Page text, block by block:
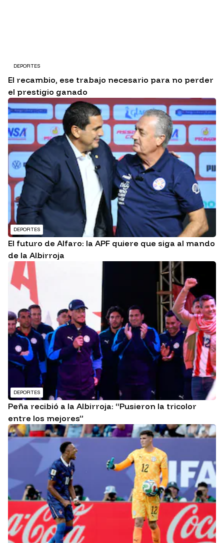
DEPORTES
El recambio, ese trabajo necesario para no perder
el prestigio ganado
DEPORTES
El futuro de Alfaro: la APF quiere que siga al mando
de la Albirroja
DEPORTES
Peña recibió a la Albirroja: “Pusieron la tricolor
entre los mejores”